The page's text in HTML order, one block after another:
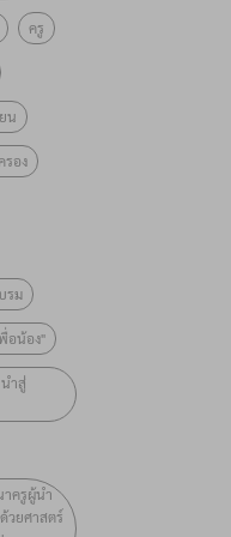
ครู
น
รอง
รม
อน้อง"
ำสู่
ครูผู้นำ
วยศาสตร์